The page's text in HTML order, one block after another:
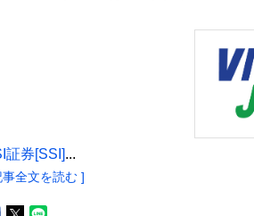
証券[SSI]...
事全文を読む ]